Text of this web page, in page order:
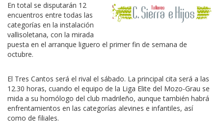
En total se disputarán 12
encuentros entre todas las
categorías en la instalación
vallisoletana, con la mirada
puesta en el arranque liguero el primer fin de semana de
octubre.
El Tres Cantos será el rival el sábado. La principal cita será a las
12.30 horas, cuando el equipo de la Liga Elite del Mozo-Grau se
mida a su homólogo del club madrileño, aunque también habrá
enfrentamientos en las categorías alevines e infantiles, así
como de filiales.